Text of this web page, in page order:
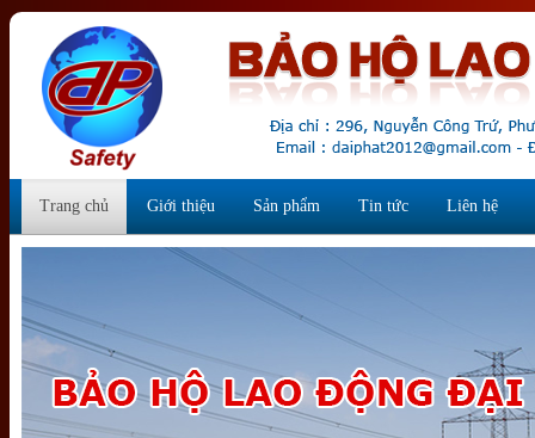
Trang chủ Giới thiệu Sản phẩm Tin tức Liên hệ